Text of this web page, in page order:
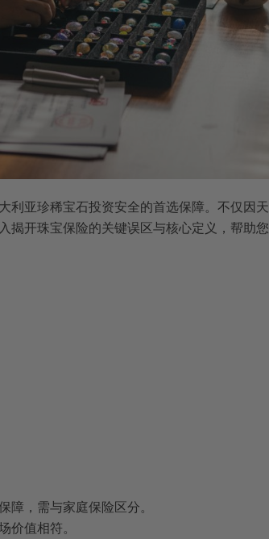
利亚珍稀宝石投资安全的首选保障。不仅因
揭开珠宝保险的关键误区与核心定义，帮助
障，需与家庭保险区分。
价值相符。